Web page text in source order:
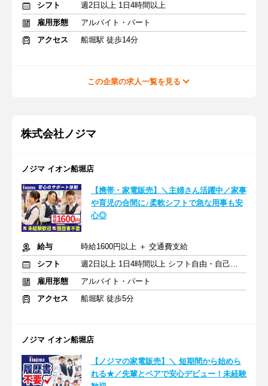
シフト
週2日以上 1日4時間以上
雇用形態
アルバイト・パート
アクセス
船堀駅 徒歩14分
この企業の求人一覧を見る
株式会社ノジマ
ノジマ イオン船堀店
【携帯・家電販売】＼主婦さん活躍中／家事
や育児の合間に♪柔軟シフトで急な用事も安
心◎
給与
時給1600円以上 ＋ 交通費支給
シフト
週2日以上 1日4時間以上 シフト自由・自己申告
雇用形態
アルバイト・パート
アクセス
船堀駅 徒歩5分
ノジマ イオン船堀店
【ノジマの家電販売】＼ 短期間から始めら
れる★／先輩とペアで安心デビュー！未経験